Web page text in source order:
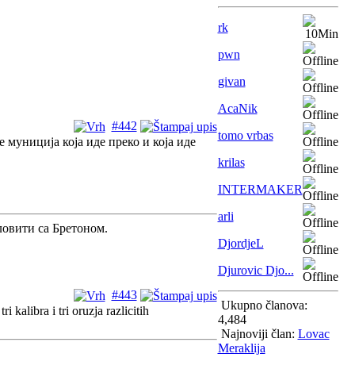
#442
која иде преко и која иде
са Бретоном.
#443
kalibra i tri oruzja razlicitih
rk
pwn
givan
AcaNik
tomo vrbas
krilas
INTERMAKER
arli
DjordjeL
Djurovic Djo...
Ukupno članova:
4,484
Najnoviji član: Lovac
Meraklija